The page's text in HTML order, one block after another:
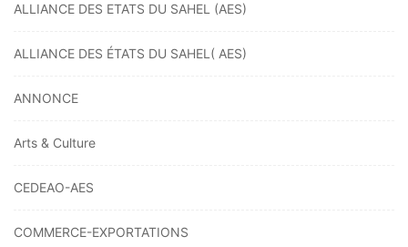
ALLIANCE DES ETATS DU SAHEL (AES)
ALLIANCE DES ÉTATS DU SAHEL( AES)
ANNONCE
Arts & Culture
CEDEAO-AES
COMMERCE-EXPORTATIONS